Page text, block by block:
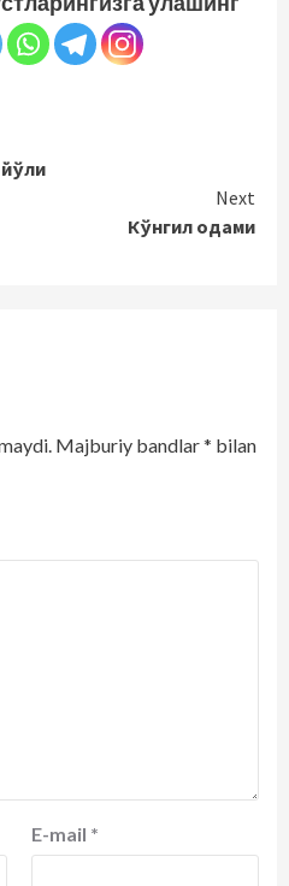
йўли
Next
Кўнгил одами
Majburiy bandlar* bilan
E-mail *